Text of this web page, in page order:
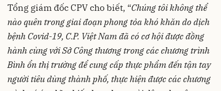
Tổng giám đốc CPV cho biết, “Chúng tôi không thể
nào quên trong giai đoạn phong tỏa khó khăn do dịch
bệnh Covid-19, C.P. Việt Nam đã có cơ hội được đồng
hành cùng với Sở Công thương trong các chương trình
Bình ổn thị trường để cung cấp thực phẩm đến tận tay
người tiêu dùng thành phố, thực hiện được các chương